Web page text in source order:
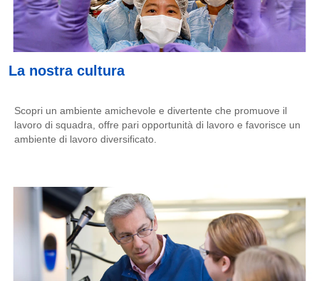
La nostra cultura
Scopri un ambiente amichevole e divertente che promuove il
lavoro di squadra, offre pari opportunità di lavoro e favorisce un
ambiente di lavoro diversificato.